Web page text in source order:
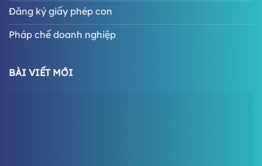
Đăng ký giấy phép con
Pháp chế doanh nghiệp
BÀI VIẾT MỚI